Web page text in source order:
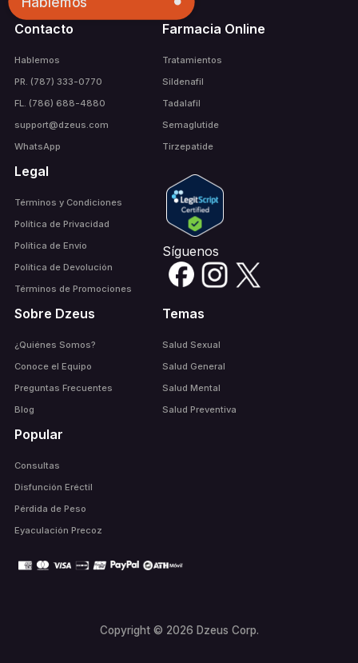
Contacto
Hablemos
PR. (787) 333-0770
FL. (786) 688-4880
support@dzeus.com
WhatsApp
Farmacia Online
Tratamientos
Sildenafil
Tadalafil
Semaglutide
Tirzepatide
Legal
Términos y Condiciones
Política de Privacidad
Política de Envío
Política de Devolución
Términos de Promociones
Síguenos
Sobre Dzeus
¿Quiénes Somos?
Conoce el Equipo
Preguntas Frecuentes
Blog
Temas
Salud Sexual
Salud General
Salud Mental
Salud Preventiva
Popular
Consultas
Disfunción Eréctil
Pérdida de Peso
Eyaculación Precoz
Copyright © 2026 Dzeus Corp.